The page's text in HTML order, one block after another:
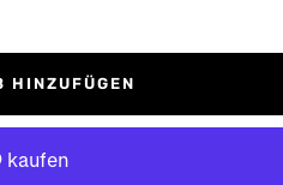
HINZUFÜGEN